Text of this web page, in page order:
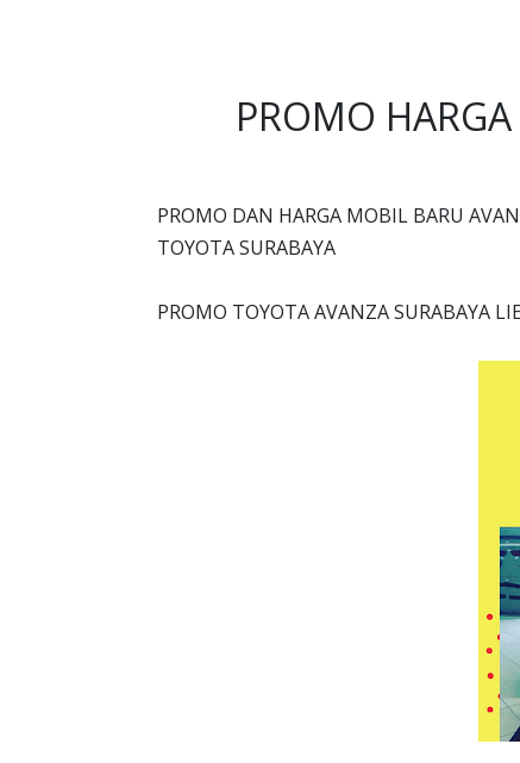
PROMO
PROMO DAN HARGA MOBIL BARU
TOYOTA SURABAYA
PROMO TOYOTA AVANZA SURABAYA